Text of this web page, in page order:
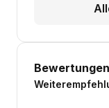
Bewertungen